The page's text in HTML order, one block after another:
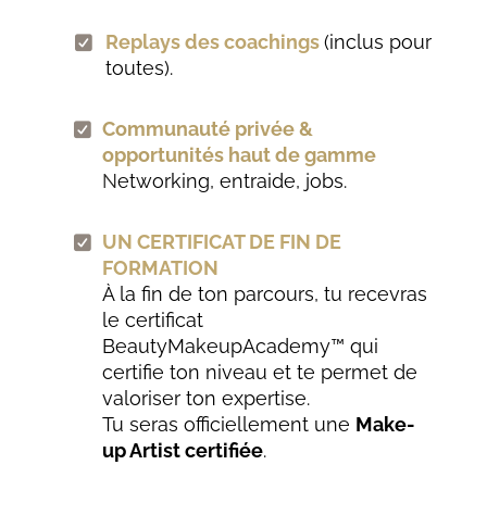
Replays des coachings (inclus pour
toutes).
Communauté privée &
opportunités haut de gamme
Networking, entraide, jobs.
UN CERTIFICAT DE FIN DE
FORMATION
À la fin de ton parcours, tu recevras
le certificat
BeautyMakeupAcademy™ qui
certifie ton niveau et te permet de
valoriser ton expertise.
Tu seras officiellement une Make-
up Artist certifiée.